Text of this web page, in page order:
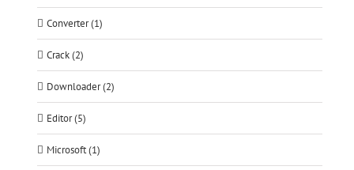
Converter (1)
Crack (2)
Downloader (2)
Editor (5)
Microsoft (1)